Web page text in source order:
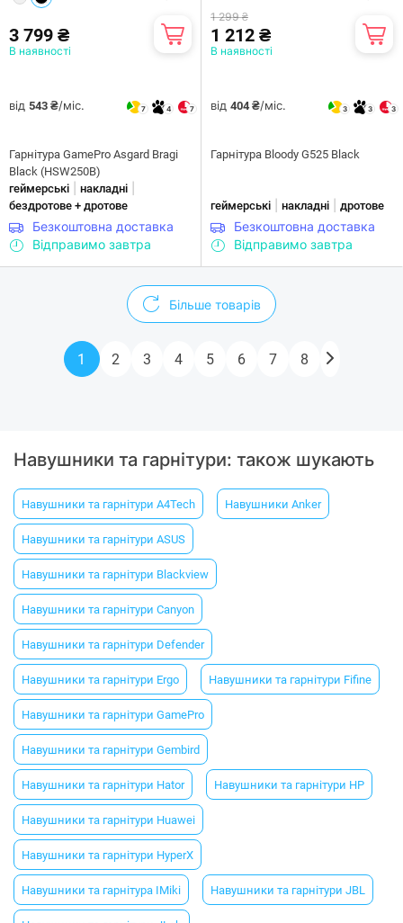
3 799 ₴
В наявності
від 543 ₴/міс. 7 4 7
Гарнітура GamePro Asgard Bragi
Black (HSW250B)
геймерські
накладні
бездротове + дротове
Безкоштовна доставка
Відправимо завтра
1 299 ₴
1 212 ₴
В наявності
від 404 ₴/міс. 3 3 3
Гарнітура Bloody G525 Black
геймерські накладні дротове
Безкоштовна доставка
Відправимо завтра
Більше товарів
1 2 3 4 5 6 7 8
Навушники та гарнітури: також шукають
Навушники та гарнітури A4Tech Навушники Anker
Навушники та гарнітури ASUS
Навушники та гарнітури Blackview
Навушники та гарнітури Canyon
Навушники та гарнітури Defender
Навушники та гарнітури Ergo Навушники та гарнітури Fifine
Навушники та гарнітури GamePro
Навушники та гарнітури Gembird
Навушники та гарнітури Hator Навушники та гарнітури HP
Навушники та гарнітури Huawei
Навушники та гарнітури HyperX
Навушники та гарнітура IMiki Навушники та гарнітури JBL